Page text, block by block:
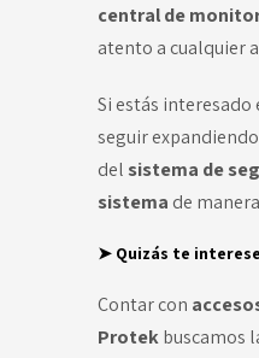
central de
atento a cualquier
Si estás interesado
seguir
del sistema de
sistema de
➤ Quizás te
Contar con
Protekbuscamos